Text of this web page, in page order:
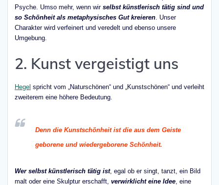
Psyche. Umso mehr, wenn wir selbst künstlerisch tätig sind und
so Schönheit als metaphysisches Gut kreieren. Unser
Charakter wird verfeinert und veredelt und ebenso unsere
Umgebung.
2. Kunst vergeistigt uns
Hegel spricht vom „Naturschönen“ und „Kunstschönen“ und verleiht
zweiterem eine höhere Bedeutung.
Denn die Kunstschönheit ist die aus dem Geiste
geborene und wiedergeborene Schönheit.
Wer selbst künstlerisch tätig ist, egal ob er singt, tanzt, ein Bild
malt oder eine Skulptur erschafft, verwirklicht eine Idee, eine